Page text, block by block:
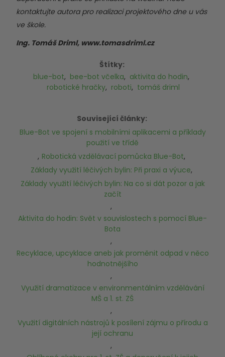
kontaktujte autora pro realizaci projektového dne u vás
ve škole.
Ing. Tomáš Driml, www.tomasdriml.cz
Štítky:
blue-bot, bee-bot včelka, aktivita do hodin,
robotické hračky, roboti, tomáš driml
Související články:
Blue-Bot ve spojení s mobilními aplikacemi a příklady
použití ve třídě
, Robotická vzdělávací pomůcka Blue-Bot,
Základy využití léčivých bylin: Při praxi a výuce,
Základy využití léčivých bylin: Na co si dát pozor a jak
začít
,
Aktivita do hodin: Svět v souvislostech s pomocí Blue-
Bota
,
Recyklace, upcyklace aneb jak proměnit odpad v něco
hodnotnějšího
,
Využití dramatizace v environmentálním vzdělávání
MŠ a 1. st. ZŠ
,
Využití digitálních nástrojů k posílení zájmu o přírodu a
její ochranu
,